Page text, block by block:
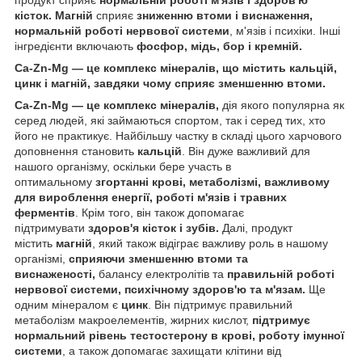
кісток. Магній сприяє зниженню втоми і виснаження,
нормальній роботі нервової системи , м'язів і психіки. Інші
інгредієнти включають фосфор, мідь, бор і кремній.
Ca-Zn-Mg — це комплекс мінералів, що містить кальцій,
цинк і магній, завдяки чому сприяє зменшенню втоми.
Ca-Zn-Mg — це комплекс мінералів, дія якого популярна як
серед людей, які займаються спортом, так і серед тих, хто
його не практикує. Найбільшу частку в складі цього харчового
доповнення становить кальцій . Він дуже важливий для
нашого організму, оскільки бере участь в
оптимальному згортанні крові, метаболізмі, важливому
для вироблення енергії, роботі м'язів і травних
ферментів . Крім того, він також допомагає
підтримувати здоров'я кісток і зубів. Далі, продукт
містить магній , який також відіграє важливу роль в нашому
організмі, сприяючи зменшенню втоми та
виснаженості, балансу електролітів та правильній роботі
нервової системи, психічному здоров'ю та м'язам. Ще
одним мінералом є цинк . Він підтримує правильний
метаболізм макроелементів, жирних кислот, підтримує
нормальний рівень тестостерону в крові, роботу імунної
системи , а також допомагає захищати клітини від